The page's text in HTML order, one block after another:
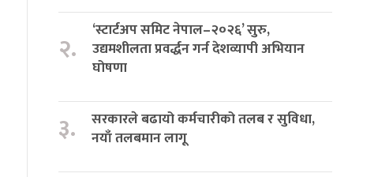
२.
‘स्टार्टअप समिट नेपाल–२०२६’ सुरु,
उद्यमशीलता प्रवर्द्धन गर्न देशव्यापी अभियान
घोषणा
३.
सरकारले बढायो कर्मचारीको तलब र सुविधा,
नयाँ तलबमान लागू